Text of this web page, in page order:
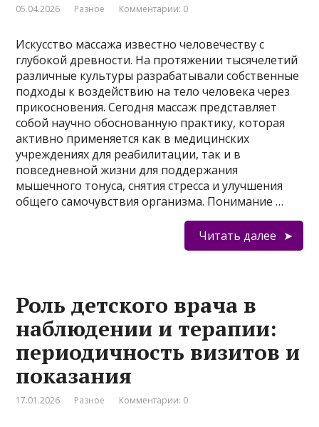
05.04.2026 Разное Комментарии: 0
Искусство массажа известно человечеству с
глубокой древности. На протяжении тысячелетий
различные культуры разрабатывали собственные
подходы к воздействию на тело человека через
прикосновения. Сегодня массаж представляет
собой научно обоснованную практику, которая
активно применяется как в медицинских
учреждениях для реабилитации, так и в
повседневной жизни для поддержания
мышечного тонуса, снятия стресса и улучшения
общего самочувствия организма. Понимание …
Читать далее
Роль детского врача в
наблюдении и терапии:
периодичность визитов и
показания
17.01.2026 Разное Комментарии: 0